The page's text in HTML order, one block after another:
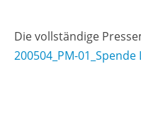
Die voll­stän­di­ge
200504_PM-